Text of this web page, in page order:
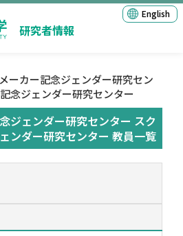
研究者情報
English
ーカー記念ジェンダー研究セン
念ジェンダー研究センター
ジェンダー研究センター スク
ンダー研究センター 教員一覧